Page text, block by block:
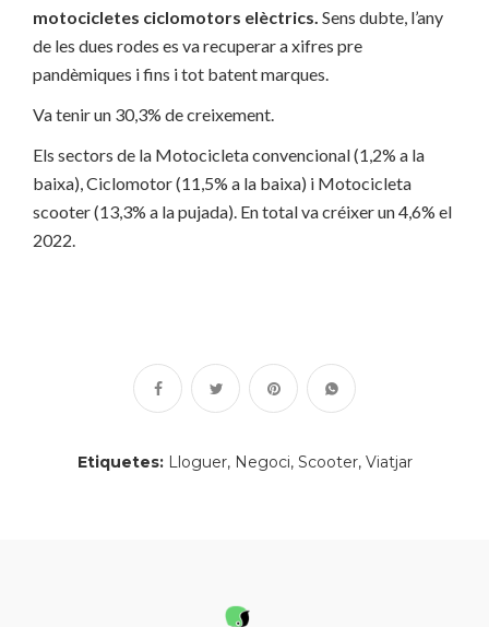
motocicletes ciclomotors elèctrics. Sens dubte, l’any
de les dues rodes es va recuperar a xifres pre
pandèmiques i fins i tot batent marques.
Va tenir un 30,3% de creixement.
Els sectors de la Motocicleta convencional (1,2% a la
baixa), Ciclomotor (11,5% a la baixa) i Motocicleta
scooter (13,3% a la pujada). En total va créixer un 4,6% el
2022.
Etiquetes: Lloguer Negoci Scooter Viatjar